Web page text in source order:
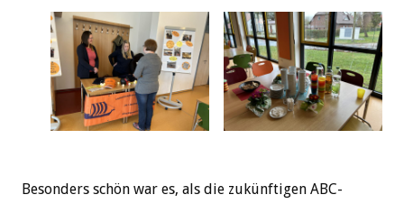
Besonders schön war es, als die zukünftigen ABC-